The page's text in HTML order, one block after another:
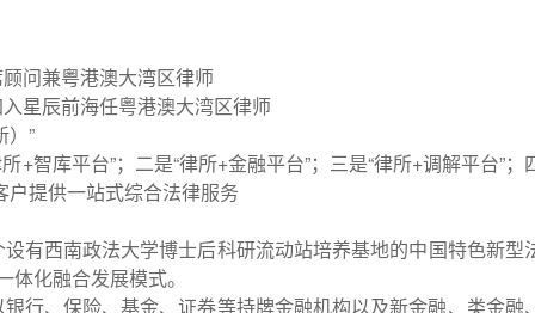
问兼粤港澳大湾区律师
星辰前海任粤港澳大湾区律师
）”
+智库平台”；二是“律所+金融平台”；三是“律所+调解平台”；
户提供一站式综合法律服务
有西南政法大学博士后科研流动站培养基地的中国特色新型
体化融合发展模式。
行、保险、基金、证券等持牌金融机构以及新金融、类金融